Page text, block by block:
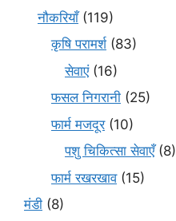
नौकरियाँ(119)
कृषि परामर्श(83)
सेवाएं(16)
फसल निगरानी (25)
फार्म मजदूर(10)
पशु चिकित्सा सेवाएँ(8)
फार्म रखरखाव(15)
मंडी (8)